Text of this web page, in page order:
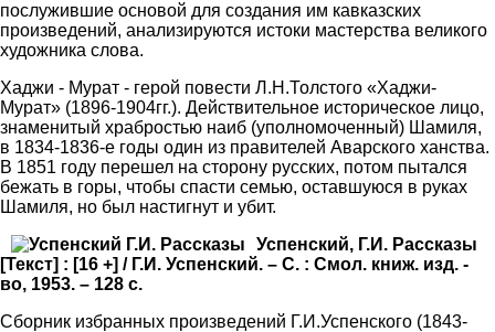
послужившие основой для создания им кавказских
произведений, анализируются истоки мастерства великого
художника слова.
Хаджи - Мурат - герой повести Л.Н.Толстого «Хаджи-
Мурат» (1896-1904гг.). Действительное историческое лицо,
знаменитый храбростью наиб (уполномоченный) Шамиля,
в 1834-1836-е годы один из правителей Аварского ханства.
В 1851 году перешел на сторону русских, потом пытался
бежать в горы, чтобы спасти семью, оставшуюся в руках
Шамиля, но был настигнут и убит.
Успенский, Г.И. Рассказы
[Текст] : [16 +] / Г.И. Успенский. – С. : Смол. книж. изд. -
во, 1953. – 128 с.
Сборник избранных произведений Г.И.Успенского (1843-